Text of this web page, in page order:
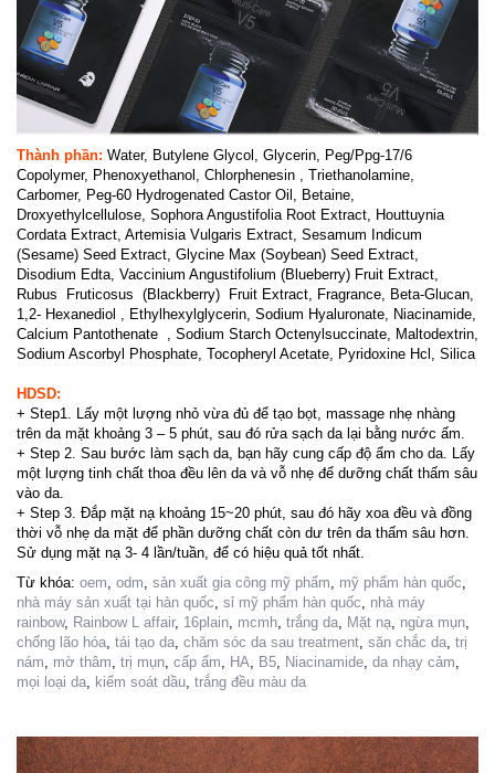
Thành phần: Water, Butylene Glycol, Glycerin, Peg/Ppg-17/6
Copolymer, Phenoxyethanol, Chlorphenesin , Triethanolamine,
Carbomer, Peg-60 Hydrogenated Castor Oil, Betaine,
Droxyethylcellulose, Sophora Angustifolia Root Extract, Houttuynia
Cordata Extract, Artemisia Vulgaris Extract, Sesamum Indicum
(Sesame) Seed Extract, Glycine Max (Soybean) Seed Extract,
Disodium Edta, Vaccinium Angustifolium (Blueberry) Fruit Extract,
Rubus Fruticosus (Blackberry) Fruit Extract, Fragrance, Beta-Glucan,
1,2- Hexanediol , Ethylhexylglycerin, Sodium Hyaluronate, Niacinamide,
Calcium Pantothenate , Sodium Starch Octenylsuccinate, Maltodextrin,
Sodium Ascorbyl Phosphate, Tocopheryl Acetate, Pyridoxine Hcl, Silica
HDSD:
+ Step1. Lấy một lượng nhỏ vừa đủ để tạo bọt, massage nhẹ nhàng
trên da mặt khoảng 3 – 5 phút, sau đó rửa sạch da lại bằng nước ấm.
+ Step 2. Sau bước làm sạch da, bạn hãy cung cấp độ ẩm cho da. Lấy
một lượng tinh chất thoa đều lên da và vỗ nhẹ để dưỡng chất thấm sâu
vào da.
+ Step 3. Đắp mặt nạ khoảng 15~20 phút, sau đó hãy xoa đều và đồng
thời vỗ nhẹ da mặt để phần dưỡng chất còn dư trên da thấm sâu hơn.
Sử dụng mặt nạ 3- 4 lần/tuần, để có hiệu quả tốt nhất.
Từ khóa: oem, odm, sản xuất gia công mỹ phẩm, mỹ phẩm hàn quốc,
nhà máy sản xuất tại hàn quốc, sỉ mỹ phẩm hàn quốc, nhà máy
rainbow, Rainbow L affair, 16plain, mcmh, trắng da, Mặt nạ, ngừa mụn,
chống lão hóa, tái tạo da, chăm sóc da sau treatment, săn chắc da, trị
nám, mờ thâm, trị mụn, cấp ẩm, HA, B5, Niacinamide, da nhạy cảm,
mọi loại da, kiểm soát dầu, trắng đều màu da